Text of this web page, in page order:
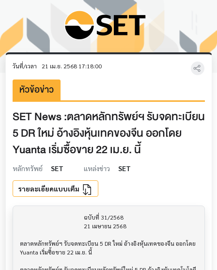
วันที่/เวลา 21 เม.ย. 2568 17:18:00
หัวข้อข่าว
SET News :ตลาดหลักทรัพย์ฯ รับจดทะเบียน
5 DR ใหม่ อ้างอิงหุ้นเทคของจีน ออกโดย
Yuanta เริ่มซื้อขาย 22 เม.ย. นี้
หลักทรัพย์ SET แหล่งข่าว SET
รายละเอียดแบบเต็ม
ตลาดหลักทรัพย์ฯ รับจดทะเบียน 5 DR ใหม่ อ้างอิงหุ้นเทคของจีน ออกโดย
Yuanta เริ่มซื้อขาย 22 เม.ย. นี้